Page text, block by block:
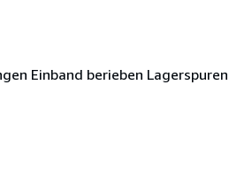
Einband berieben